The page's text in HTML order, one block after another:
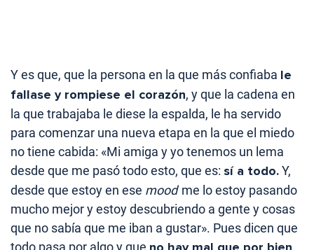
Y es que, que la persona en la que más confiaba le
fallase y rompiese el corazón, y que la cadena en
la que trabajaba le diese la espalda, le ha servido
para comenzar una nueva etapa en la que el miedo
no tiene cabida: «Mi amiga y yo tenemos un lema
desde que me pasó todo esto, que es: sí a todo.Y,
desde que estoy en ese moodme lo estoy pasando
mucho mejor y estoy descubriendo a gente y cosas
que no sabía que me iban a gustar». Pues dicen que